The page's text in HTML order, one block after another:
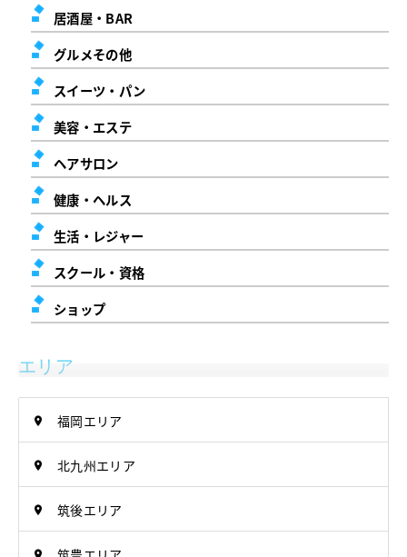
居酒屋・BAR
グルメその他
スイーツ・パン
美容・エステ
ヘアサロン
健康・ヘルス
生活・レジャー
スクール・資格
ショップ
エリア
福岡エリア
北九州エリア
筑後エリア